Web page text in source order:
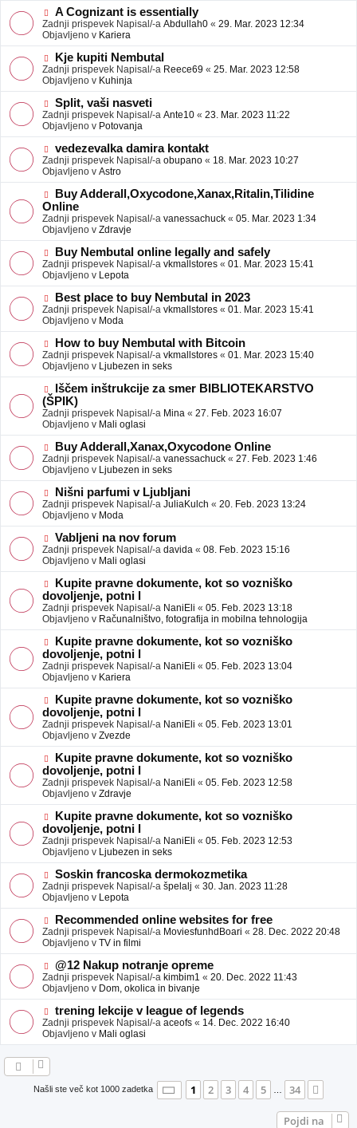
o
b
j
a
v
e
N
o
v
e
o
b
j
a
v
e
A Cognizant is essentially
Zadnji prispevek Napisal/-a Abdullah0 « 29. Mar. 2023 12:34
Objavljeno v Kariera
N
o
v
e
o
b
j
a
v
e
Kje kupiti Nembutal
Zadnji prispevek Napisal/-a Reece69 « 25. Mar. 2023 12:58
Objavljeno v Kuhinja
N
o
v
e
o
b
j
a
v
e
Split, vaši nasveti
Zadnji prispevek Napisal/-a Ante10 « 23. Mar. 2023 11:22
Objavljeno v Potovanja
N
o
v
e
o
b
j
a
v
e
vedezevalka damira kontakt
Zadnji prispevek Napisal/-a obupano « 18. Mar. 2023 10:27
Objavljeno v Astro
N
o
v
e
o
b
j
a
v
e
Buy Adderall,Oxycodone,Xanax,Ritalin,Tilidine
Online
Zadnji prispevek Napisal/-a vanessachuck « 05. Mar. 2023 1:34
Objavljeno v Zdravje
N
o
v
e
o
b
j
a
v
e
Buy Nembutal online legally and safely
Zadnji prispevek Napisal/-a vkmallstores « 01. Mar. 2023 15:41
Objavljeno v Lepota
N
o
v
e
o
b
j
a
v
e
Best place to buy Nembutal in 2023
Zadnji prispevek Napisal/-a vkmallstores « 01. Mar. 2023 15:41
Objavljeno v Moda
N
o
v
e
o
b
j
a
v
e
How to buy Nembutal with Bitcoin
Zadnji prispevek Napisal/-a vkmallstores « 01. Mar. 2023 15:40
Objavljeno v Ljubezen in seks
N
o
v
e
o
b
j
a
v
e
Iščem inštrukcije za smer BIBLIOTEKARSTVO
(ŠPIK)
Zadnji prispevek Napisal/-a Mina « 27. Feb. 2023 16:07
Objavljeno v Mali oglasi
N
o
v
e
o
b
j
a
v
e
Buy Adderall,Xanax,Oxycodone Online
Zadnji prispevek Napisal/-a vanessachuck « 27. Feb. 2023 1:46
Objavljeno v Ljubezen in seks
N
o
v
e
o
b
j
a
v
e
Nišni parfumi v Ljubljani
Zadnji prispevek Napisal/-a JuliaKulch « 20. Feb. 2023 13:24
Objavljeno v Moda
N
o
v
e
o
b
j
a
v
e
Vabljeni na nov forum
Zadnji prispevek Napisal/-a davida « 08. Feb. 2023 15:16
Objavljeno v Mali oglasi
N
o
v
e
o
b
a
v
e
Kupite pravne dokumente, kot so vozniško
dovoljenje, potni l
Zadnji prispevek Napisal/-a NaniEli « 05. Feb. 2023 13:18
Objavljeno v Računalništvo, fotografija in mobilna tehnologija
N
o
v
e
o
b
a
v
e
Kupite pravne dokumente, kot so vozniško
dovoljenje, potni l
Zadnji prispevek Napisal/-a NaniEli « 05. Feb. 2023 13:04
Objavljeno v Kariera
N
o
v
e
o
b
a
v
e
Kupite pravne dokumente, kot so vozniško
dovoljenje, potni l
Zadnji prispevek Napisal/-a NaniEli « 05. Feb. 2023 13:01
Objavljeno v Zvezde
N
o
v
e
o
b
a
v
e
Kupite pravne dokumente, kot so vozniško
dovoljenje, potni l
Zadnji prispevek Napisal/-a NaniEli « 05. Feb. 2023 12:58
Objavljeno v Zdravje
N
o
v
e
o
b
j
a
v
e
Kupite pravne dokumente, kot so vozniško
dovoljenje, potni l
Zadnji prispevek Napisal/-a NaniEli « 05. Feb. 2023 12:53
Objavljeno v Ljubezen in seks
N
o
v
e
o
b
j
a
v
e
Soskin francoska dermokozmetika
Zadnji prispevek Napisal/-a špelalj « 30. Jan. 2023 11:28
Objavljeno v Lepota
N
o
v
e
o
b
j
a
v
e
Recommended online websites for free
Zadnji prispevek Napisal/-a MoviesfunhdBoari « 28. Dec. 2022 20:48
Objavljeno v TV in filmi
N
o
v
e
o
b
j
a
@12 Nakup notranje opreme
Zadnji prispevek Napisal/-a kimbim1 « 20. Dec. 2022 11:43
Objavljeno v Dom, okolica in bivanje
N
o
v
e
a
trening lekcije v league of legends
Zadnji prispevek Napisal/-a aceofs « 14. Dec. 2022 16:40
Objavljeno v Mali oglasi
Našli ste več kot 1000 zadetka Stran 1od34
1 2 3 4 5 … 34
Pojdi na